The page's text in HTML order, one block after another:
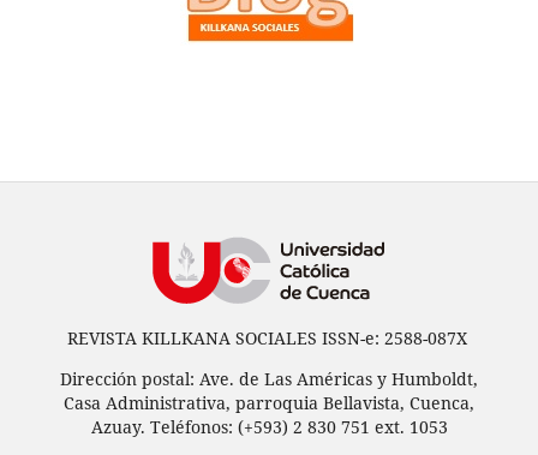
REVISTA KILLKANA SOCIALES ISSN-e: 2588-087X
Dirección postal: Ave. de Las Américas y Humboldt,
Casa Administrativa, parroquia Bellavista, Cuenca,
Azuay. Teléfonos: (+593) 2 830 751 ext. 1053